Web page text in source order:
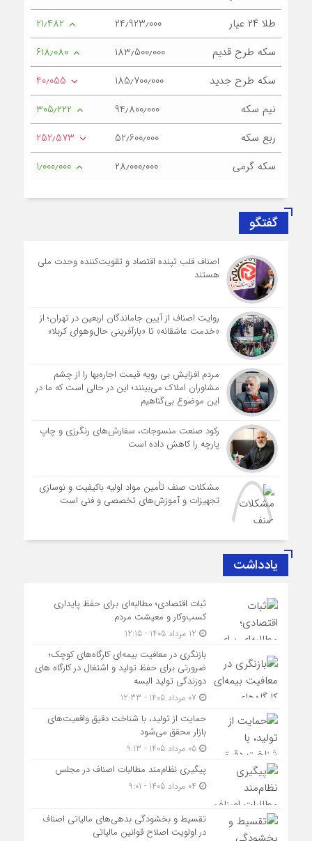
طلا ۲۴ عیار
24٫923٫000
21٫482
سکه طرح قدیم
183٫500٫000
618٫080
سکه طرح جدید
185٫700٫000
40٫055
نیم سکه
94٫800٫000
305٫222
ربع سکه
52٫600٫000
252٫573
سکه گرمی
28٫000٫000 1٫000٫000
گفتگو
اصناف قلب تپنده اقتصاد و تقویت‌کننده وحدت ملی
هستند
روایت اصناف از آیین جاماندگان اربعین در تهران؛ از
«خدمت عاشقانه» تا «بازآفرینی حال‌وهوای کربلا»
مردم افزایش بی رویه قیمت اجاره‌بها را از چشم
مشاوران املاک می‌بینند؛ این در حالی است که ما در
این موضوع بی‌گناهیم
رکود صنعت منسوجات، سفارش‌های رنگرزی و چاپ
پارچه را کاهش داده است
مشکلات صنف تأمین مواد اولیه باکیفیت و نوسازی
تجهیزات و آموزش‌های تخصصی و فنی است
یادداشت
ثبات اقتصادی؛ مطالبه‌ای برای حفظ پایداری
کسب‌وکار و معیشت مردم
بازنگری در معافیت بیمه‌ای کارگاه‌های کوچک؛
ضرورتی برای حفظ تولید و اشتغال در کارگاه های
دوزندگی تولید البسه
حمایت از تولید، با شناخت دقیق واقعیت‌های
بازار محقق می‌شود
05 مرداد 1405 - 9:13
پیگیری نظام‌مند مطالبات اصناف در مجلس
تقسیط و بخشودگی بدهی‌های مالیاتی اصناف
در اولویت اصلاح قوانین مالیاتی